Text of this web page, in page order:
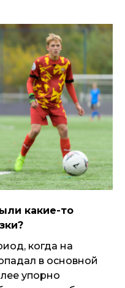
какие-то
когда на
в основной
упорно